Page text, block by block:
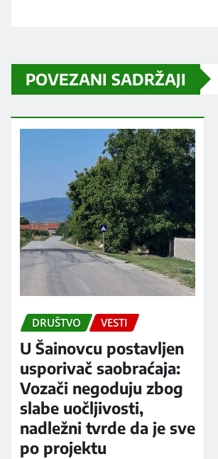
POVEZANI SADRŽAJI
DRUŠTVO VESTI
U Šainovcu postavljen
usporivač saobraćaja:
Vozači negoduju zbog
slabe uočljivosti,
nadležni tvrde da je sve
po projektu